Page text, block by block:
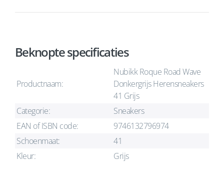
Beknopte specificaties
Productnaam:
Nubikk Roque Road Wave
Donkergrijs Herensneakers
41 Grijs
Categorie:
Sneakers
EAN of ISBN code:
9746132796974
Schoenmaat:
41
Kleur:
Grijs